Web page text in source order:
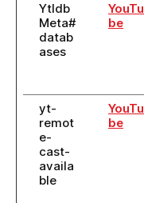
YtIdb
Meta#
datab
ases
YouTu
be
yt-
remot
e-
cast-
availa
ble
YouTu
be